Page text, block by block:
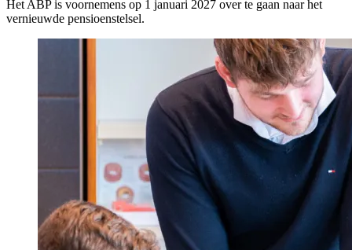
Het ABP is voornemens op 1 januari 2027 over te gaan naar het
vernieuwde pensioenstelsel.